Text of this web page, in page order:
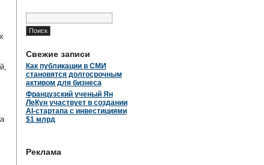
Найти:
Свежие записи
Как публикации в СМИ
становятся долгосрочным
активом для бизнеса
Французский ученый Ян
ЛеКун участвует в создании
AI-стартапа с инвестициями
$1 млрд
Реклама